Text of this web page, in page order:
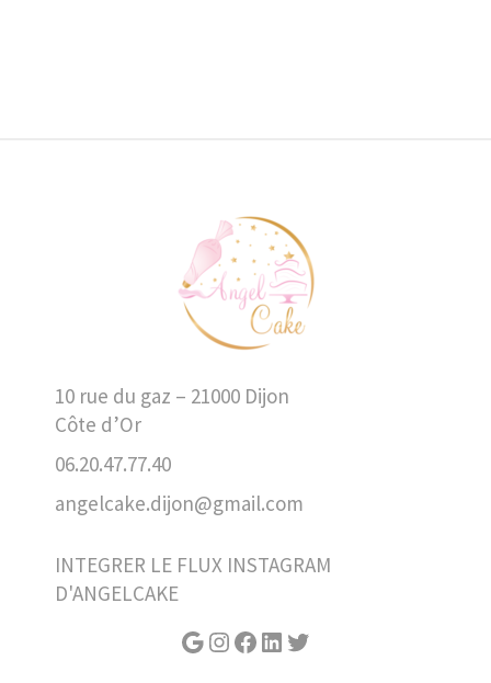
10 rue du gaz – 21000 Dijon
Côte d’Or
06.20.47.77.40
angelcake.dijon@gmail.com
INTEGRER LE FLUX INSTAGRAM
D'ANGELCAKE
Google
Instagram
Facebook
LinkedIn
Twitter